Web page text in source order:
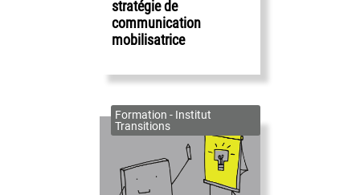
stratégie de
communication
mobilisatrice
Formation - Institut
Transitions